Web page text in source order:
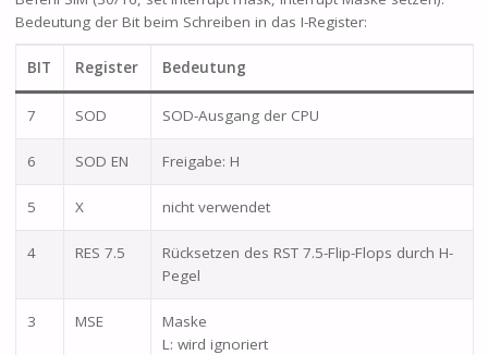
Bedeutung der Bit beim Schreiben in das I-Register:
BIT Register Bedeutung
7 SOD SOD-Ausgang der CPU
6 SOD EN Freigabe: H
5 X nicht verwendet
4 RES 7.5
Rücksetzen des RST 7.5-Flip-Flops durch H-
Pegel
3 MSE
Maske
L: wird ignoriert